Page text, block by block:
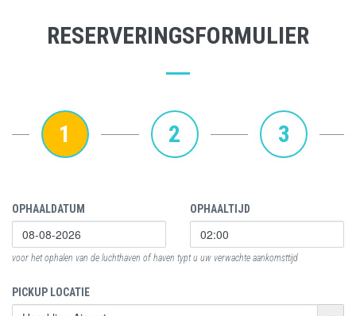
RESERVERINGSFORMULIER
1 2 3
OPHAALDATUM OPHAALTIJD
voor het ophalen van de luchthaven of haven typt u uw verwachte aankomsttijd
PICKUP LOCATIE